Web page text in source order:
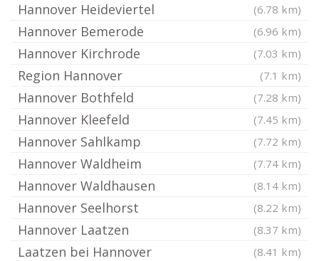
Hannover Heideviertel (6.78 km)
Hannover Bemerode (6.96 km)
Hannover Kirchrode (7.03 km)
Region Hannover (7.1 km)
Hannover Bothfeld (7.28 km)
Hannover Kleefeld (7.45 km)
Hannover Sahlkamp (7.72 km)
Hannover Waldheim (7.74 km)
Hannover Waldhausen (8.14 km)
Hannover Seelhorst (8.22 km)
Hannover Laatzen (8.37 km)
Laatzen bei Hannover (8.41 km)